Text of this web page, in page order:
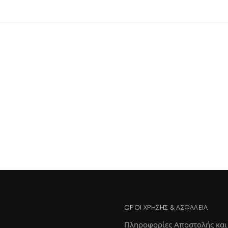
ΌΡΟΙ ΧΡΉΣΗΣ & ΑΣΦΆΛΕΙΑ
Πληροφορίες Αποστολής και